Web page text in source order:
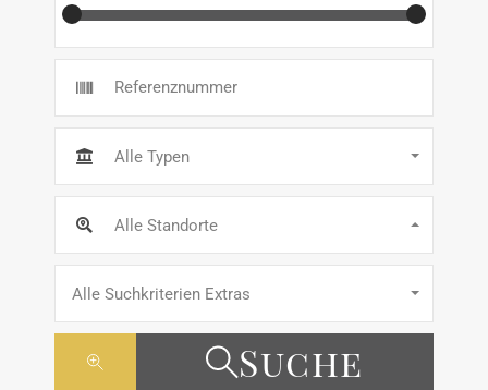
Alle Typen
Alle Standorte
Alle Suchkriterien Extras
Suche